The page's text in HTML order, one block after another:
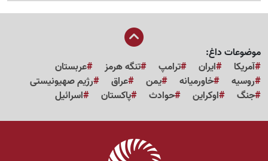
موضوعات داغ:
آمریکا
ایران ترامپ تنگه هرمز
عربستان
روسیه
خاورمیانه یمن عراق
رژیم صهیونیستی
جنگ
اوکراین حوادث پاکستان اسرائیل